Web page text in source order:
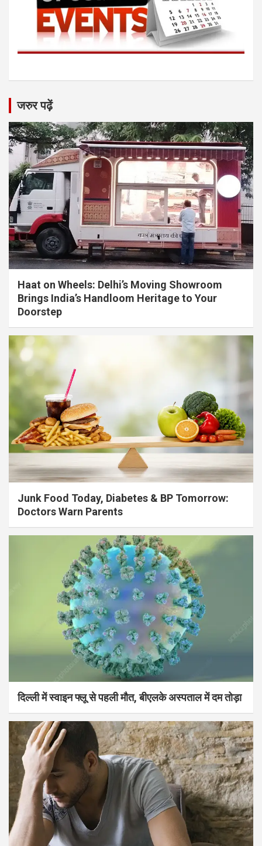
जरुर पढ़ें
Haat on Wheels: Delhi’s Moving Showroom
Brings India’s Handloom Heritage to Your
Doorstep
Junk Food Today, Diabetes & BP Tomorrow:
Doctors Warn Parents
दिल्ली में स्वाइन फ्लू से पहली मौत, बीएलके अस्पताल में दम तोड़ा